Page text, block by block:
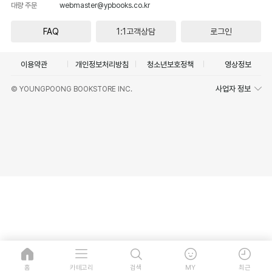
대량 주문
webmaster@ypbooks.co.kr
FAQ 1:1고객상담 로그인
이용약관 개인정보처리방침 청소년보호정책 영상정보
© YOUNGPOONG BOOKSTORE INC. 사업자 정보
홈 카테고리 검색 MY 최근